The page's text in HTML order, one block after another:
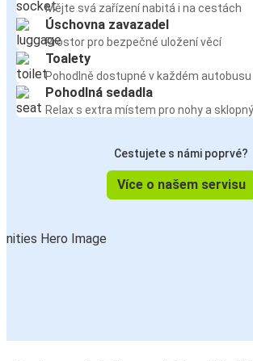
Mějte svá zařízení nabitá i na cestách
Úschovna zavazadel
Prostor pro bezpečné uložení věcí
Toalety
Pohodlně dostupné v každém autobusu
Pohodlná sedadla
Relax s extra místem pro nohy a
Cestujete s námi poprvé?
Více o našem servisu